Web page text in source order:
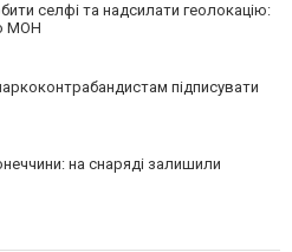
селфі та надсилати геолокацію:
МОН
підписувати
на снаряді залишили